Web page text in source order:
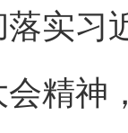
习近
精神